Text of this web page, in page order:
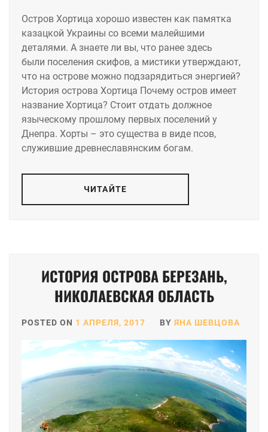
Остров Хортица хорошо известен как памятка
казацкой Украины со всеми малейшими
деталями. А знаете ли вы, что ранее здесь
были поселения скифов, а мистики утверждают,
что на острове можно подзарядиться энергией?
История острова Хортица Почему остров имеет
название Хортица? Стоит отдать должное
языческому прошлому первых поселений у
Днепра. Хорты – это существа в виде псов,
служившие древнеславянским богам.
ЧИТАЙТЕ
ИСТОРИЯ ОСТРОВА БЕРЕЗАНЬ,
НИКОЛАЕВСКАЯ ОБЛАСТЬ
POSTED ON 1 АПРЕЛЯ, 2017 BY ЯНА ШЕВЦОВА